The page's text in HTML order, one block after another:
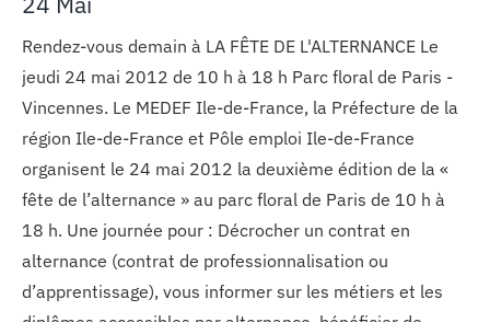
Rendez-vous demain à LA FÊTE DE L'ALTERNANCE Le
jeudi 24 mai 2012 de 10 h à 18 h Parc floral de Paris -
Vincennes. Le MEDEF Ile-de-France, la Préfecture de la
région Ile-de-France et Pôle emploi Ile-de-France
organisent le 24 mai 2012 la deuxième édition de la «
fête de l’alternance » au parc floral de Paris de 10 h à
18 h. Une journée pour : Décrocher un contrat en
alternance (contrat de professionnalisation ou
d’apprentissage), vous informer sur les métiers et les